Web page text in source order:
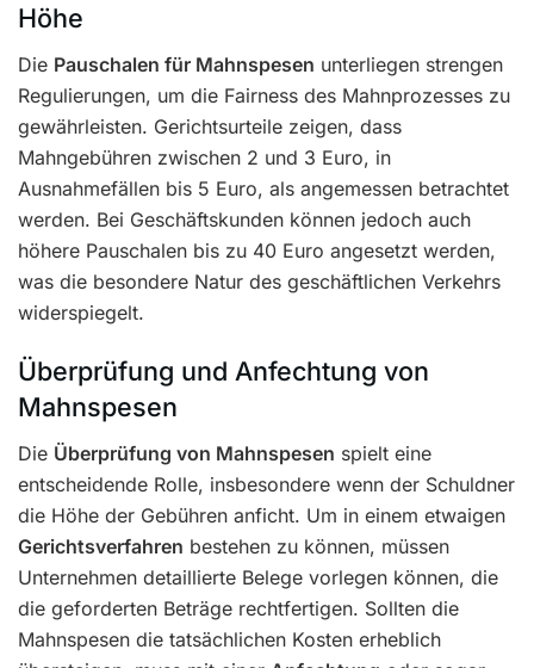
Höhe
Die Pauschalen für Mahnspesen unterliegen strengen
Regulierungen, um die Fairness des Mahnprozesses zu
gewährleisten. Gerichtsurteile zeigen, dass
Mahngebühren zwischen 2 und 3 Euro, in
Ausnahmefällen bis 5 Euro, als angemessen betrachtet
werden. Bei Geschäftskunden können jedoch auch
höhere Pauschalen bis zu 40 Euro angesetzt werden,
was die besondere Natur des geschäftlichen Verkehrs
widerspiegelt.
Überprüfung und Anfechtung von
Mahnspesen
Die Überprüfung von Mahnspesen spielt eine
entscheidende Rolle, insbesondere wenn der Schuldner
die Höhe der Gebühren anficht. Um in einem etwaigen
Gerichtsverfahren bestehen zu können, müssen
Unternehmen detaillierte Belege vorlegen können, die
die geforderten Beträge rechtfertigen. Sollten die
Mahnspesen die tatsächlichen Kosten erheblich